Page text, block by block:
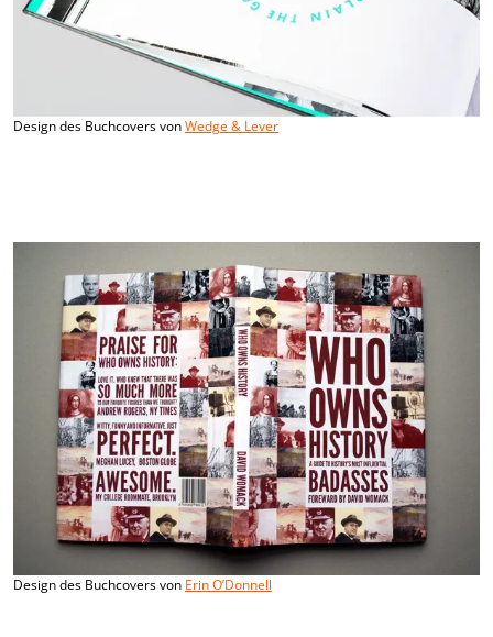
Design des Buchcovers vonWedge & Lever
Design des Buchcovers von Erin O’Donnell